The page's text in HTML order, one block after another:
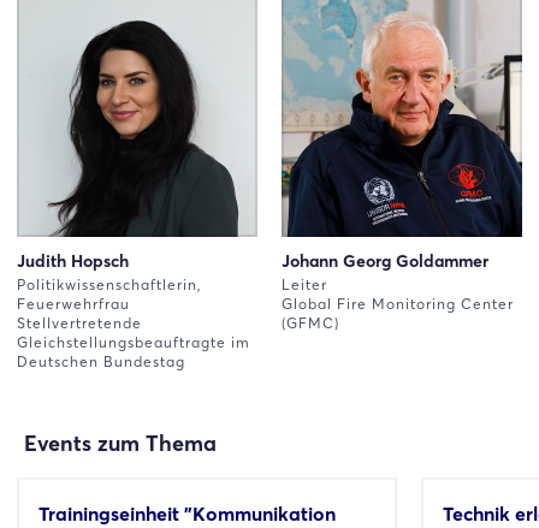
Judith Hopsch
Politikwissenschaftlerin,
Feuerwehrfrau
Stellvertretende
Gleichstellungsbeauftragte im
Deutschen Bundestag
Johann Georg Goldammer
Leiter
Global Fire Monitoring Center
(GFMC)
Events zum Thema
Trainingseinheit "Kommunikation
Technik